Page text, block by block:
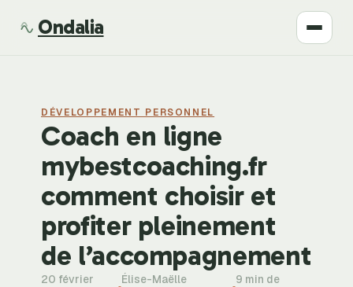
Ondalia
Beauté
Développement
Bien-être
DÉVELOPPEMENT PERSONNEL
Coach en ligne
mybestcoaching.fr
comment choisir et
profiter pleinement
de l’accompagnement
20 février
Élise-Maëlle
9 min de